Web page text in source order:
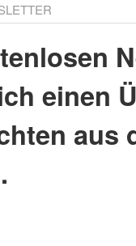
einen
aus